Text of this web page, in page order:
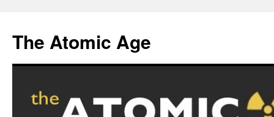
content
The Atomic Age